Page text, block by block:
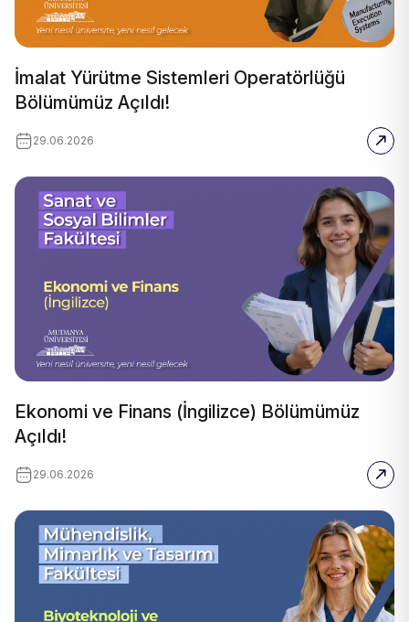
İmalat Yürütme Sistemleri Operatörlüğü
Bölümümüz Açıldı!
29.06.2026
Ekonomi ve Finans (İngilizce) Bölümümüz
Açıldı!
29.06.2026